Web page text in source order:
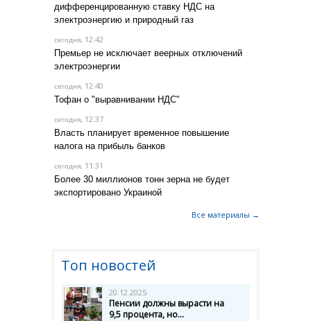
дифференцированную ставку НДС на
электроэнергию и природный газ
сегодня, 12:42
Премьер не исключает веерных отключений
электроэнергии
сегодня, 12:40
Тофан о "выравнивании НДС"
сегодня, 12:37
Власть планирует временное повышение
налога на прибыль банков
сегодня, 11:31
Более 30 миллионов тонн зерна не будет
экспортировано Украиной
Все материалы →
Топ новостей
20.12.2025
Пенсии должны вырасти на
9,5 процента, но...